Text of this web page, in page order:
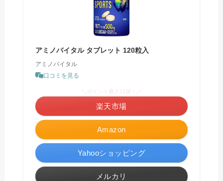
アミノバイタル タブレット 120粒入
アミノバイタル
口コミを見る
Amazon
楽天市場
Yahooショッピング
メルカリ